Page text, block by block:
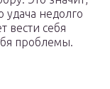
удача недолго
вести себя
проблемы.